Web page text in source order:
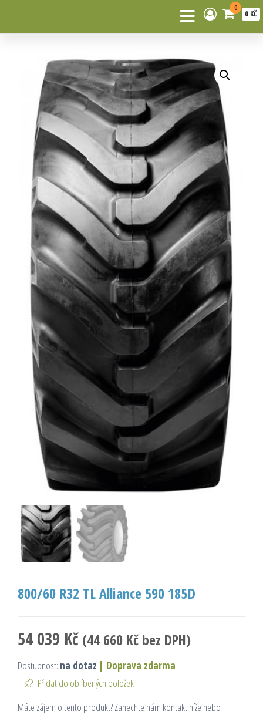
0
0 KČ
800/60 R32 TL Alliance 590 185D
54 039 Kč (44 660 Kč bez DPH)
Dostupnost: na dotaz | Doprava zdarma
Přidat do oblíbených položek
Máte zájem o tento produkt? Zanechte nám kontakt níže nebo